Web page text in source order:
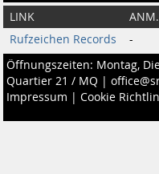
LINK
ANM.
Rufzeichen Records
-
Öffnungszeiten: Montag,
Quartier 21 / MQ |
Impressum | Cookie